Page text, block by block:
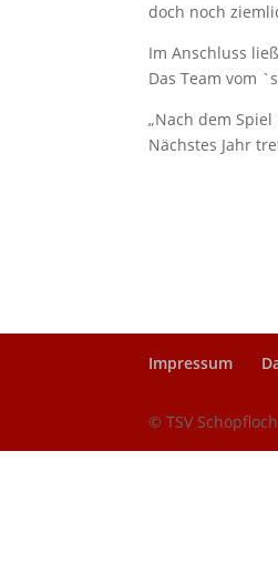
doch noch
Im Anschluss
Das Team vom
„Nach dem
Nächstes Jahr
Impressum
© TSV